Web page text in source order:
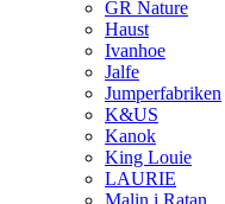
GR Nature
Haust
Ivanhoe
Jalfe
Jumperfabriken
K&US
Kanok
King Louie
LAURIE
Malin i Ratan